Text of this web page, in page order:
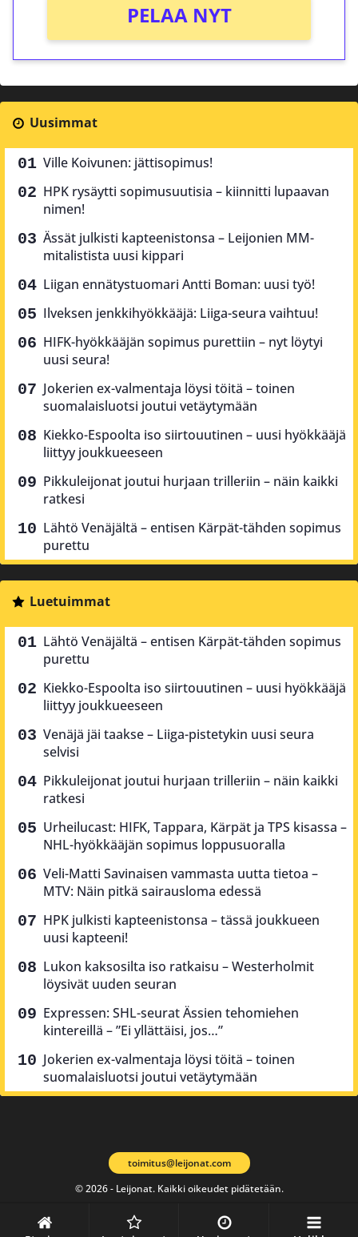
PELAA NYT
Uusimmat
Ville Koivunen: jättisopimus!
HPK rysäytti sopimusuutisia – kiinnitti lupaavan
nimen!
Ässät julkisti kapteenistonsa – Leijonien MM-
mitalistista uusi kippari
Liigan ennätystuomari Antti Boman: uusi työ!
Ilveksen jenkkihyökkääjä: Liiga-seura vaihtuu!
HIFK-hyökkääjän sopimus purettiin – nyt löytyi
uusi seura!
Jokerien ex-valmentaja löysi töitä – toinen
suomalaisluotsi joutui vetäytymään
Kiekko-Espoolta iso siirtouutinen – uusi hyökkääjä
liittyy joukkueeseen
Pikkuleijonat joutui hurjaan trilleriin – näin kaikki
ratkesi
Lähtö Venäjältä – entisen Kärpät-tähden sopimus
purettu
Luetuimmat
Lähtö Venäjältä – entisen Kärpät-tähden sopimus
purettu
Kiekko-Espoolta iso siirtouutinen – uusi hyökkääjä
liittyy joukkueeseen
Venäjä jäi taakse – Liiga-pistetykin uusi seura
selvisi
Pikkuleijonat joutui hurjaan trilleriin – näin kaikki
ratkesi
Urheilucast: HIFK, Tappara, Kärpät ja TPS kisassa –
NHL-hyökkääjän sopimus loppusuoralla
Veli-Matti Savinaisen vammasta uutta tietoa –
MTV: Näin pitkä sairausloma edessä
HPK julkisti kapteenistonsa – tässä joukkueen
uusi kapteeni!
Lukon kaksosilta iso ratkaisu – Westerholmit
löysivät uuden seuran
Expressen: SHL-seurat Ässien tehomiehen
kintereillä – ”Ei yllättäisi, jos…”
Jokerien ex-valmentaja löysi töitä – toinen
suomalaisluotsi joutui vetäytymään
© 2026 - Leijonat. Kaikki oikeudet pidätetään.
toimitus@leijonat.com